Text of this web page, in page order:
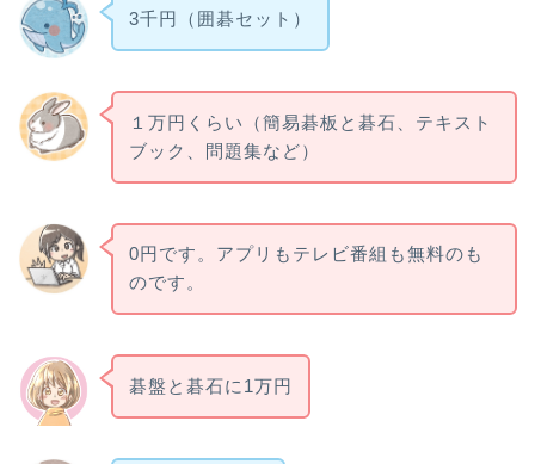
3千円（囲碁セット）
１万円くらい（簡易碁板と碁石、テキスト
ブック、問題集など）
0円です。アプリもテレビ番組も無料のも
のです。
碁盤と碁石に1万円